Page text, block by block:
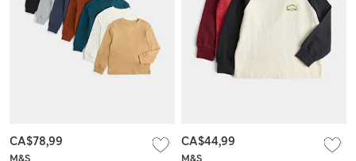
M&S
CA$78,99
M&S
CA$44,99